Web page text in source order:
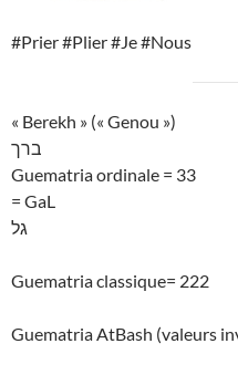
#Prier #Plier #Je #Nous
« Berekh » (« Genou »)
ברך
Guematria ordinale = 33
= GaL
גל
Guematria classique= 222
Guematria AtBash (valeurs